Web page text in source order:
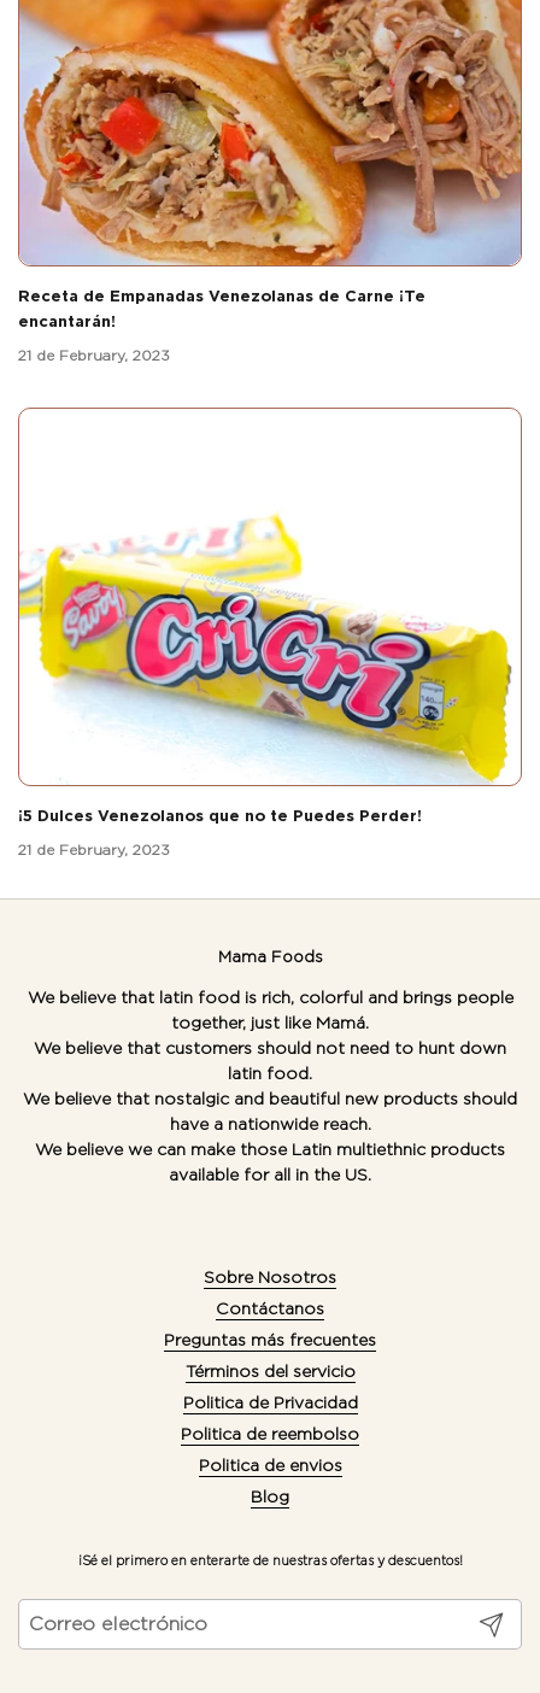
Receta de Empanadas Venezolanas de Carne ¡Te
encantarán!
21 de February, 2023
¡5 Dulces Venezolanos que no te Puedes Perder!
21 de February, 2023
Mama Foods
We believe that latin food is rich, colorful and brings people
together, just like Mamá.
We believe that customers should not need to hunt down
latin food.
We believe that nostalgic and beautiful new products should
have a nationwide reach.
We believe we can make those Latin multiethnic products
available for all in the US.
Sobre Nosotros
Contáctanos
Preguntas más frecuentes
Términos del servicio
Politica de Privacidad
Politica de reembolso
Politica de envios
Blog
¡Sé el primero en enterarte de nuestras ofertas y descuentos!